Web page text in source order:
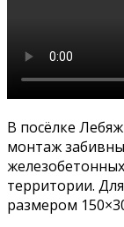
В посёлке
монтаж
территории.
размером